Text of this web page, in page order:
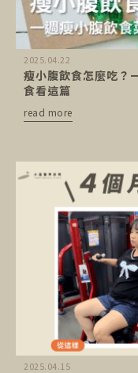
2025.04.22
瘦小腹飲食怎麼吃？
食看這篇
read more
2025.04.15